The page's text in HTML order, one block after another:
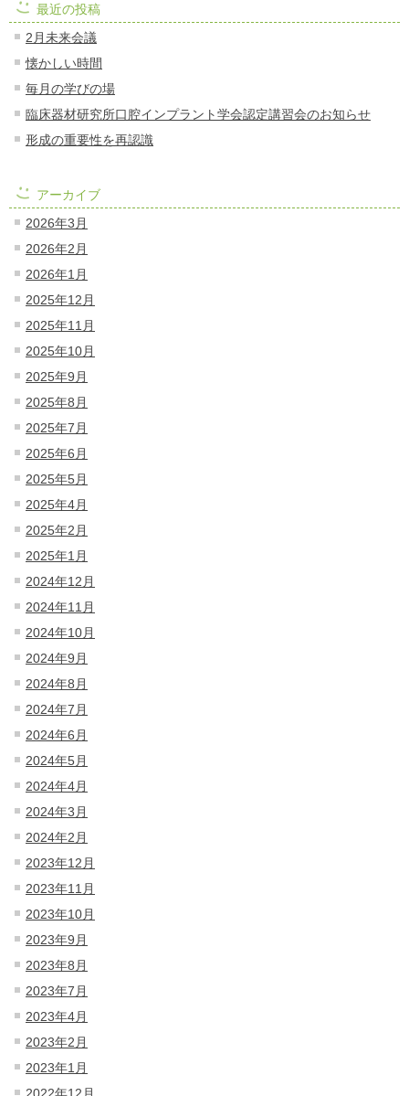
最近の投稿
2月未来会議
懐かしい時間
毎月の学びの場
臨床器材研究所口腔インプラント学会認定講習会のお知らせ
形成の重要性を再認識
アーカイブ
2026年3月
2026年2月
2026年1月
2025年12月
2025年11月
2025年10月
2025年9月
2025年8月
2025年7月
2025年6月
2025年5月
2025年4月
2025年2月
2025年1月
2024年12月
2024年11月
2024年10月
2024年9月
2024年8月
2024年7月
2024年6月
2024年5月
2024年4月
2024年3月
2024年2月
2023年12月
2023年11月
2023年10月
2023年9月
2023年8月
2023年7月
2023年4月
2023年2月
2023年1月